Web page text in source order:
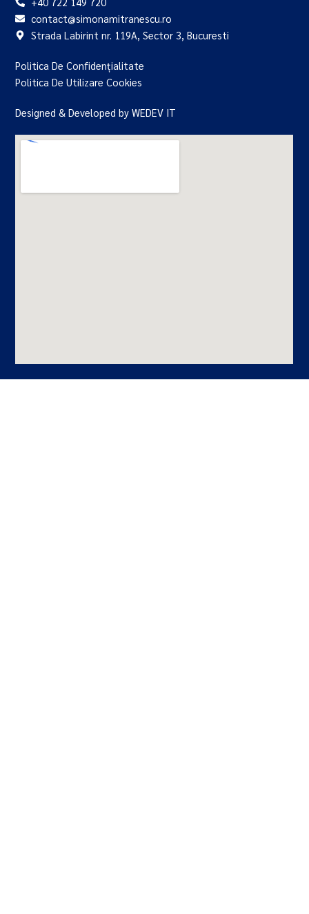
contact@simonamitranescu.ro
Strada Labirint nr. 119A, Sector 3, Bucuresti
Politica De Confidențialitate
Politica De Utilizare Cookies
Designed & Developed by WEDEV IT